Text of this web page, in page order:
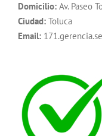
Domicilio: Av. Paseo
Ciudad: Toluca
Email: